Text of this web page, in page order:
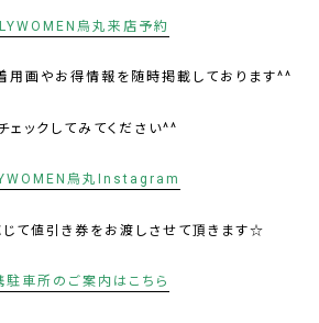
烏丸来店予約
用画やお得情報を随時掲載しております^^
ェックしてみてください^^
烏丸Instagram
て値引き券をお渡しさせて頂きます☆
駐車所のご案内はこちら